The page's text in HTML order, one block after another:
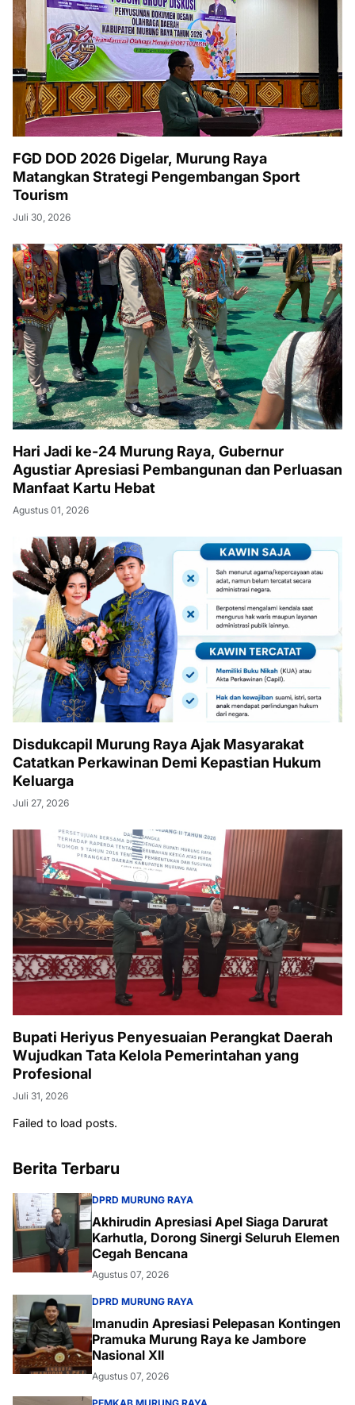
FGD DOD 2026 Digelar, Murung Raya
Matangkan Strategi Pengembangan Sport
Tourism
Juli 30, 2026
Hari Jadi ke-24 Murung Raya, Gubernur
Agustiar Apresiasi Pembangunan dan Perluasan
Manfaat Kartu Hebat
Agustus 01, 2026
Disdukcapil Murung Raya Ajak Masyarakat
Catatkan Perkawinan Demi Kepastian Hukum
Keluarga
Juli 27, 2026
Bupati Heriyus Penyesuaian Perangkat Daerah
Wujudkan Tata Kelola Pemerintahan yang
Profesional
Juli 31, 2026
Failed to load posts.
Berita Terbaru
DPRD MURUNG RAYA
Akhirudin Apresiasi Apel Siaga Darurat
Karhutla, Dorong Sinergi Seluruh Elemen
Cegah Bencana
Agustus 07, 2026
DPRD MURUNG RAYA
Imanudin Apresiasi Pelepasan Kontingen
Pramuka Murung Raya ke Jambore
Nasional XII
Agustus 07, 2026